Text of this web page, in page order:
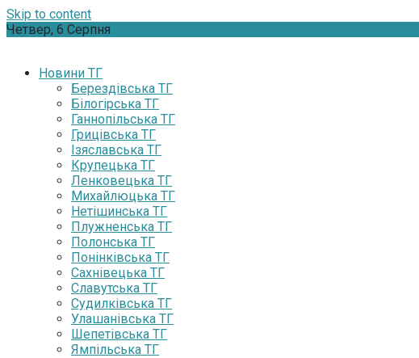
Skip to content
Четвер, 6 Серпня
Новини ТГ
Берездівська ТГ
Білогірська ТГ
Ганнопільська ТГ
Грицівська ТГ
Ізяславська ТГ
Крупецька ТГ
Ленковецька ТГ
Михайлюцька ТГ
Нетішинська ТГ
Плужненська ТГ
Полонська ТГ
Понінківська ТГ
Сахнівецька ТГ
Славутська ТГ
Судилківська ТГ
Улашанівська ТГ
Шепетівська ТГ
Ямпільська ТГ